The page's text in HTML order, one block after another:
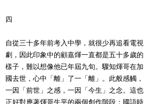
四
自從三十多年前考入中學，就很少再追看電視
劇，因此印象中的顧嘉煇一直都是五十多歲的
樣子，難以想像他已年屆九旬。驟知煇哥在加
國去世，心中「離」了一「離」。此般感觸，
一因「前世」之感，一因「今生」之念。這也
正好對應著煇哥生平的兩個創作階段：國語時